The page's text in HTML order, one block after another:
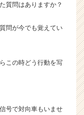
質問はありますか？
問が今でも覚えてい
この時どう行動を写
号で対向車もいませ